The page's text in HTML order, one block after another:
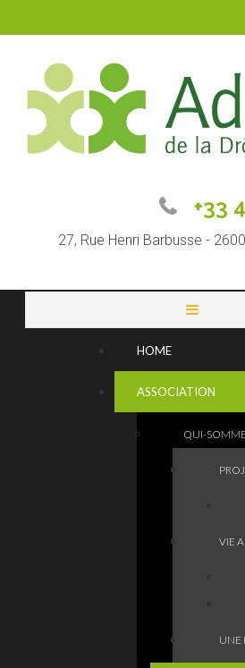
+33
27, Rue Henri Barbusse -
HOME
ASSOCIATION
QUI-
VIE
UNE